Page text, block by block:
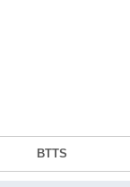
BTTS